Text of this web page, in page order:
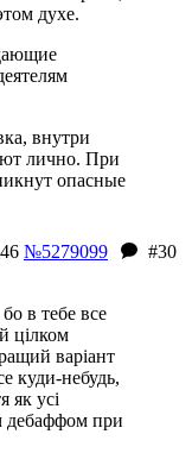
духе.
внутри
лично. При
опасные
№5279099
#30
в тебе все
цілком
варіант
куди-небудь,
як усі
дебаффом при